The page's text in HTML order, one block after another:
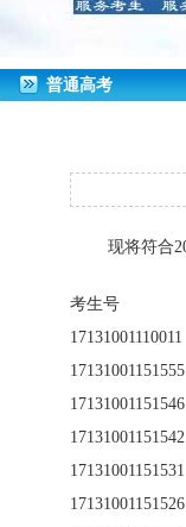
普通高考
现将符合
考生号
17131001110011
17131001151555
17131001151546
17131001151542
17131001151531
17131001151526